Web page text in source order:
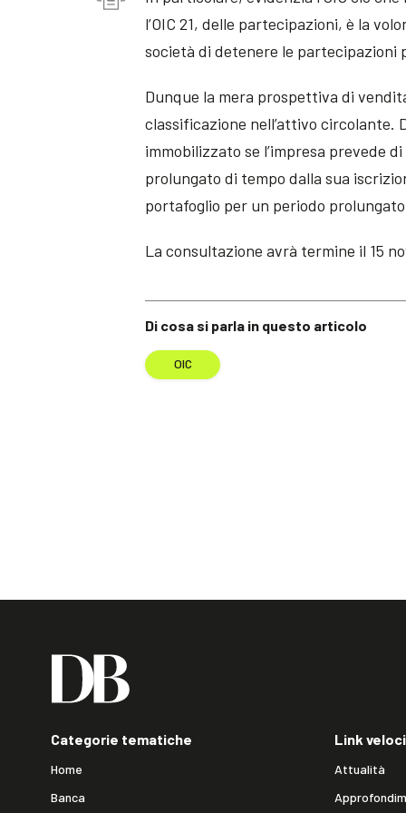
Di cosa si parla in questo articolo
OIC
l’OIC 21, delle partecipazioni, è la
società di detenere le
Dunque la mera prospettiva di
classificazione nell’attivo circolante.
immobilizzato se l’impresa prevede
prolungato di tempo dalla sua
portafoglio per un periodo
La consultazione avrà termine il 15
Categorie tematiche
Home
Banca
Link veloci
Attualità